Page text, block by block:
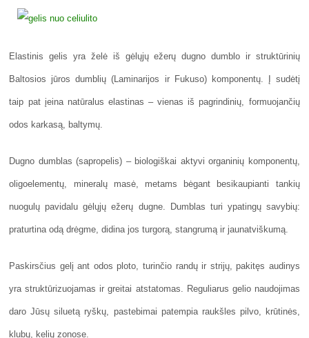
Elastinis gelis yra želė iš gėlųjų ežerų dugno dumblo ir struktūrinių
Baltosios jūros dumblių (Laminarijos ir Fukuso) komponentų. Į sudėtį
taip pat įeina natūralus elastinas – vienas iš pagrindinių, formuojančių
odos karkasą, baltymų.
Dugno dumblas (sapropelis) – biologiškai aktyvi organinių komponentų,
oligoelementų, mineralų masė, metams bėgant besikaupianti tankių
nuogulų pavidalu gėlųjų ežerų dugne. Dumblas turi ypatingų savybių:
praturtina odą drėgme, didina jos turgorą, stangrumą ir jaunatviškumą.
Paskirsčius gelį ant odos ploto, turinčio randų ir strijų, pakitęs audinys
yra struktūrizuojamas ir greitai atstatomas. Reguliarus gelio naudojimas
daro Jūsų siluetą ryškų, pastebimai patempia raukšles pilvo, krūtinės,
klubų, kelių zonose.